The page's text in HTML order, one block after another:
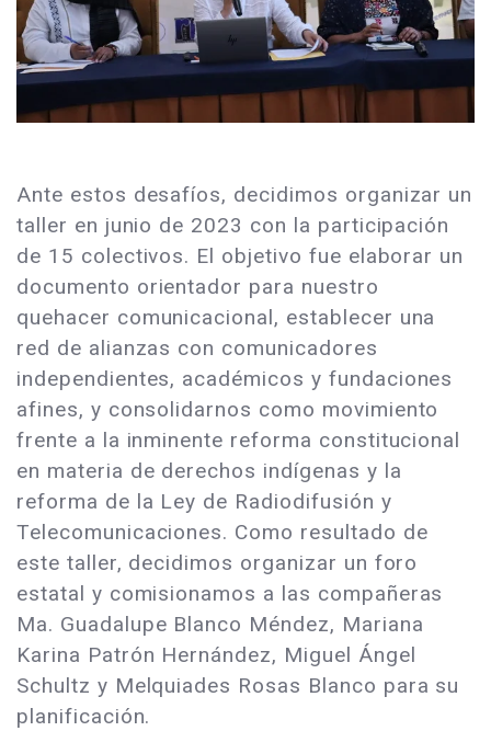
Ante estos desafíos, decidimos organizar un
taller en junio de 2023 con la participación
de 15 colectivos. El objetivo fue elaborar un
documento orientador para nuestro
quehacer comunicacional, establecer una
red de alianzas con comunicadores
independientes, académicos y fundaciones
afines, y consolidarnos como movimiento
frente a la inminente reforma constitucional
en materia de derechos indígenas y la
reforma de la Ley de Radiodifusión y
Telecomunicaciones. Como resultado de
este taller, decidimos organizar un foro
estatal y comisionamos a las compañeras
Ma. Guadalupe Blanco Méndez, Mariana
Karina Patrón Hernández, Miguel Ángel
Schultz y Melquiades Rosas Blanco para su
planificación.